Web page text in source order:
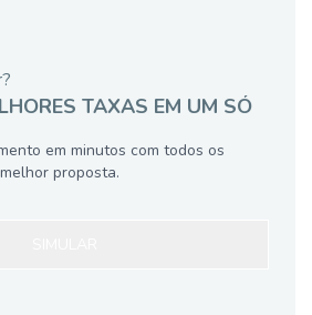
TAXAS EM UM SÓ
em minutos com todos os
proposta.